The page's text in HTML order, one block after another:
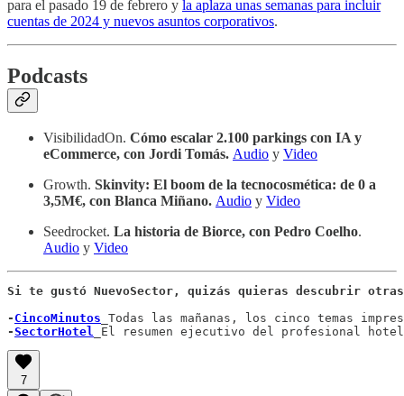
para el pasado 19 de febrero y la aplaza unas semanas para incluir
cuentas de 2024 y nuevos asuntos corporativos.
Podcasts
VisibilidadOn. Cómo escalar 2.100 parkings con IA y
eCommerce, con Jordi Tomás. Audio y Video
Growth. Skinvity: El boom de la tecnocosmética: de 0 a
3,5M€, con Blanca Miñano. Audio y Video
Seedrocket. La historia de Biorce, con Pedro Coelho.
Audio y Video
Si te gustó NuevoSector, quizás quieras descubrir
- CincoMinutos Todas las mañanas, los cinco temas
-SectorHotel El resumen ejecutivo del profesional
7